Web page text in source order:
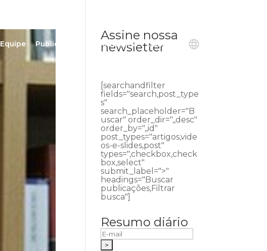
Equipe Publicações Ouvidoria Contato
Assine nossa
newsletter
[searchandfilter
fields="search,post_type
s"
search_placeholder="B
uscar" order_dir=",,desc"
order_by=",,id"
post_types="artigos,vide
os-e-slides,post"
types=",checkbox,check
box,select"
submit_label=">"
headings="Buscar
publicações,Filtrar
busca"]
Resumo diário